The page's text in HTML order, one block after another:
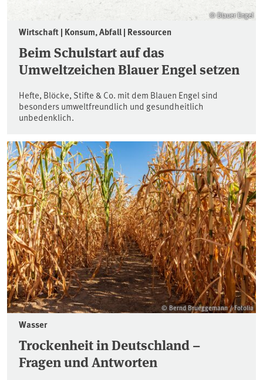
© Blauer Engel
Wirtschaft | Konsum, Abfall | Ressourcen
Beim Schulstart auf das
Umweltzeichen Blauer Engel setzen
Hefte, Blöcke, Stifte & Co. mit dem Blauen Engel sind
besonders umweltfreundlich und gesundheitlich
unbedenklich.
© Bernd Brueggemann / Fotolia
Wasser
Trockenheit in Deutschland –
Fragen und Antworten